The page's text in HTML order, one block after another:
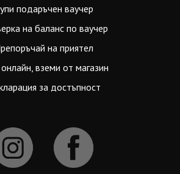
подаръчен ваучер
на баланс по ваучер
на приятел
вземи от магазин
за достъпност